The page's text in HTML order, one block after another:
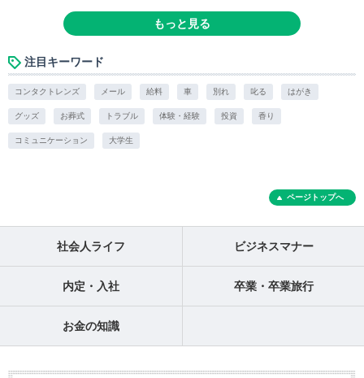
もっと見る
注目キーワード
コンタクトレンズ メール 給料 車 別れ 叱る はがき
グッズ お葬式 トラブル 体験・経験 投資 香り
コミュニケーション 大学生
ページトップへ
社会人ライフ ビジネスマナー
内定・入社 卒業・卒業旅行
お金の知識